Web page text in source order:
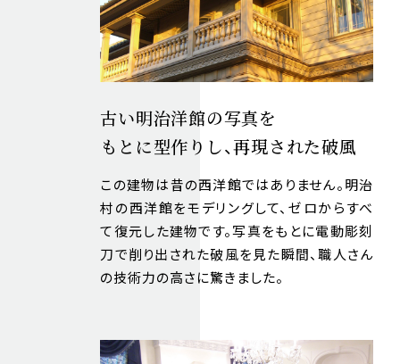
古い明治洋館の写真を
もとに型作りし、再現された破風
この建物は昔の西洋館ではありません。明治
村の西洋館をモデリングして、ゼロからすべ
て復元した建物です。写真をもとに電動彫刻
刀で削り出された破風を見た瞬間、職人さん
の技術力の高さに驚きました。